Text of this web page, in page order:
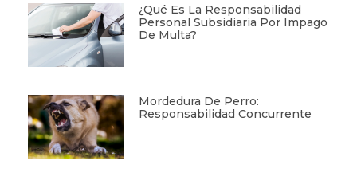
¿Qué Es La Responsabilidad
Personal Subsidiaria Por Impago
De Multa?
Mordedura De Perro:
Responsabilidad Concurrente